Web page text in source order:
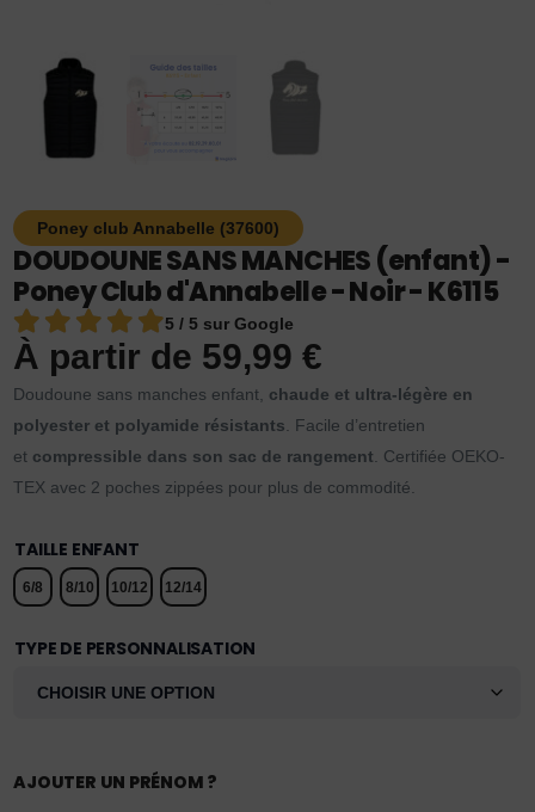
Poney club Annabelle (37600)
DOUDOUNE SANS MANCHES (enfant) -
Poney Club d'Annabelle - Noir - K6115
5 / 5 sur Google
À partir de 59,99€
Doudoune sans manches enfant, chaude et ultra-légère en
polyester et polyamide résistants . Facile d’entretien
et compressible dans son sac de rangement . Certifiée OEKO-
TEX avec 2 poches zippées pour plus de commodité.
TAILLE ENFANT
6/8 8/10 10/12 12/14
TYPE DE PERSONNALISATION
AJOUTER UN PRÉNOM ?